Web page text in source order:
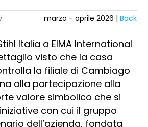
marzo - aprile 2026 | Back
Italia a EIMA International
visto che la casa
la filiale di Cambiago
alla partecipazione alla
valore simbolico che si
con cui il gruppo
dell’azienda, fondata